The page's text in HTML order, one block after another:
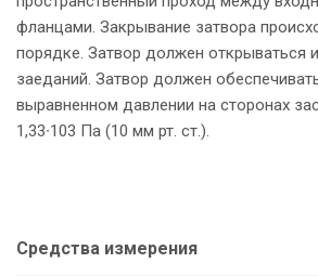
фланцами. Закрывание затвора
порядке. Затвор должен открываться
заеданий. Затвор должен
выравненном давлении на сторонах
1,33∙103 Па (10 мм рт. ст.).
Средства измерения